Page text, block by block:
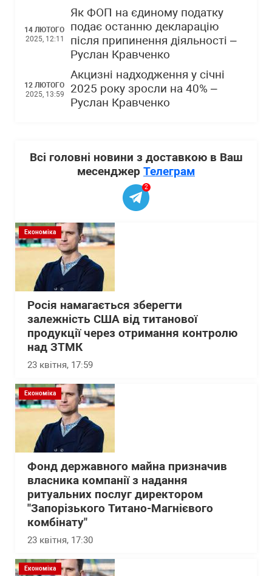
14 ЛЮТОГО
2025, 12:11
Як ФОП на єдиному податку
подає останню декларацію
після припинення діяльності –
Руслан Кравченко
12 ЛЮТОГО
2025, 13:59
Акцизні надходження у січні
2025 року зросли на 40% –
Руслан Кравченко
Всі головні новини з доставкою в Ваш
месенджер Телеграм
2
Економіка
Росія намагається зберегти
залежність США від титанової
продукції через отримання контролю
над ЗТМК
23 квітня, 17:59
Економіка
Фонд державного майна призначив
власника компанії з надання
ритуальних послуг директором
"Запорізького Титано-Магнієвого
комбінату"
23 квітня, 17:30
Економіка